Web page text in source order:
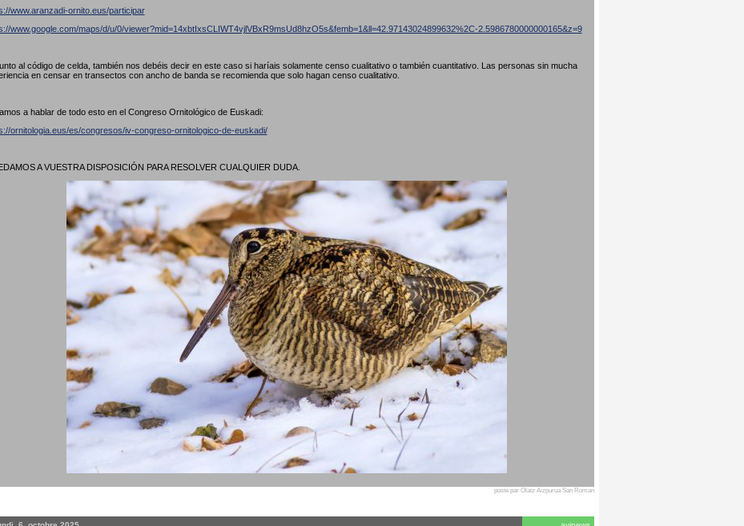
www.aranzadi-ornito.eus/participar
www.google.com/maps/d/u/0/viewer?mid=14xbtIxsCLIWT4vjlVBxR9msUd8hzO5s&femb=1&ll=42.97143024899632%2C-2.5986780000000165&z=9
al código de celda, también nos debéis decir en este caso si haríais solamente censo cualitativo o también cuantitativo. Las personas sin mucha
en censar en transectos con ancho de banda se recomienda que solo hagan censo cualitativo.
a hablar de todo esto en el Congreso Ornitológico de Euskadi:
ornitologia.eus/es/congresos/iv-congreso-ornitologico-de-euskadi/
A VUESTRA DISPOSICIÓN PARA RESOLVER CUALQUIER DUDA.
posté par Olatz Aizpurua San Roman